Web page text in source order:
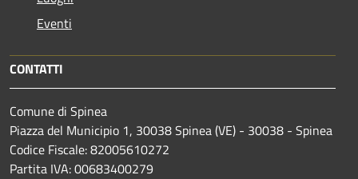
Eventi
CONTATTI
Comune di Spinea
Piazza del Municipio 1, 30038 Spinea (VE) - 30038 - Spinea
Codice Fiscale: 82005610272
Partita IVA: 00683400279